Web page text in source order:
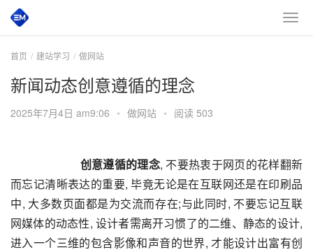
首页 建站学习 做网站
新闻动态创意遵循的理念
2025年7月4日 am9:06 • 做网站 • 阅读 503
创意遵循的理念, 不要热衷于网页的花样翻新
而忘记清晰表达的重要, 毕竟无论是在互联网还是在印刷品
中, 大多数页面都是为交流而存在;与此同时, 不要忘记互联
网媒体的动态性, 设计者需离开习惯了的二维、静态的设计,
进入一个三维的包含影像和声音的世界, 才能设计出富有创